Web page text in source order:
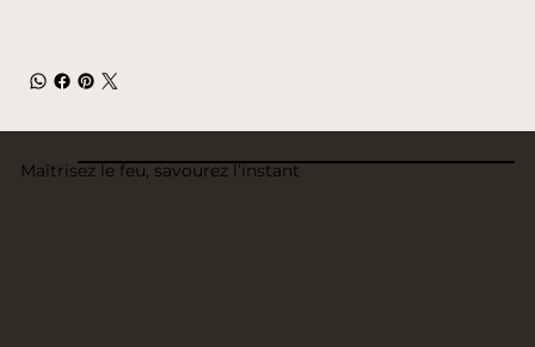
Maîtrisez le feu, savourez l’instant